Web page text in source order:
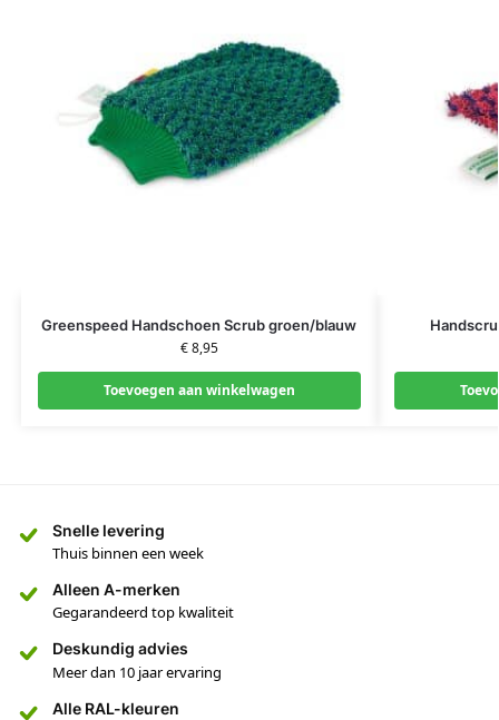
Greenspeed Handschoen Scrub groen/blauw
€8,95
Toevoegen aan winkelwagen
Snelle levering
Thuis binnen een week
Alleen A-merken
Gegarandeerd top kwaliteit
Deskundig advies
Meer dan 10 jaar ervaring
Alle RAL-kleuren